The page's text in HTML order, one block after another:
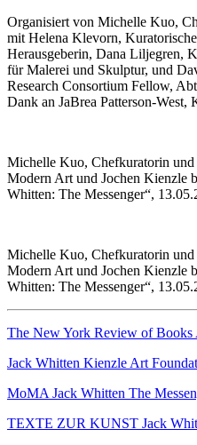
Organisiert von Michelle Kuo,
mit Helena Klevorn,
Herausgeberin, Dana Liljegren,
für Malerei und Skulptur, und
Research Consortium Fellow,
Dank an JaBrea Patterson-
Michelle Kuo, Chefkuratorin
Modern Art und Jochen Kienzle
Whitten: The Messenger“,
Michelle Kuo, Chefkuratorin
Modern Art und Jochen Kienzle
Whitten: The Messenger“,
The New York Review of Books
Jack Whitten Kienzle Art
MoMA Jack Whitten The
TEXTE ZUR KUNST Jack